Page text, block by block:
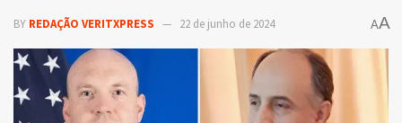
BY REDAÇÃO VERITXPRESS 22 de junho de 2024 AA